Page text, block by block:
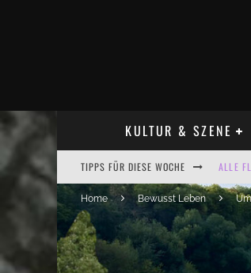
KULTUR & SZENE
TIPPS FÜR DIESE WOCHE ALLE
Home Bewusst Leben